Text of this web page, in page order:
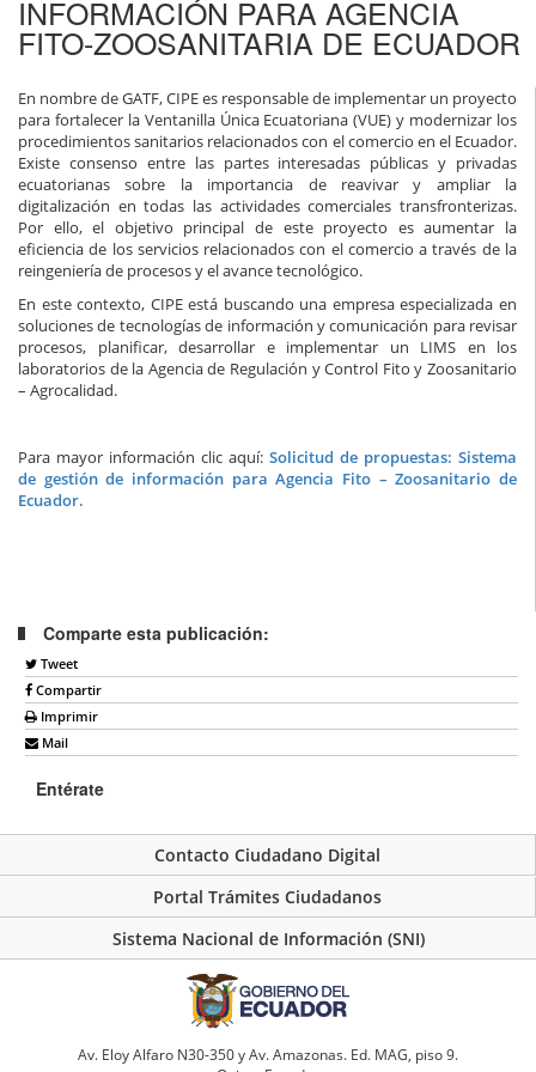
INFORMACIÓN PARA AGENCIA
FITO-ZOOSANITARIA DE ECUADOR
En nombre de GATF, CIPE es responsable de implementar un proyecto
para fortalecer la Ventanilla Única Ecuatoriana (VUE) y modernizar los
procedimientos sanitarios relacionados con el comercio en el Ecuador.
Existe consenso entre las partes interesadas públicas y privadas
ecuatorianas sobre la importancia de reavivar y ampliar la
digitalización en todas las actividades comerciales transfronterizas.
Por ello, el objetivo principal de este proyecto es aumentar la
eficiencia de los servicios relacionados con el comercio a través de la
reingeniería de procesos y el avance tecnológico.
En este contexto, CIPE está buscando una empresa especializada en
soluciones de tecnologías de información y comunicación para revisar
procesos, planificar, desarrollar e implementar un LIMS en los
laboratorios de la Agencia de Regulación y Control Fito y Zoosanitario
– Agrocalidad.
Para mayor información clic aquí: Solicitud de propuestas: Sistema
de gestión de información para Agencia Fito – Zoosanitario de
Ecuador.
Comparte esta publicación:
Tweet
Compartir
Imprimir
Mail
Entérate
Contacto Ciudadano Digital
Portal Trámites Ciudadanos
Sistema Nacional de Información (SNI)
Av. Eloy Alfaro N30-350 y Av. Amazonas. Ed. MAG, piso 9.